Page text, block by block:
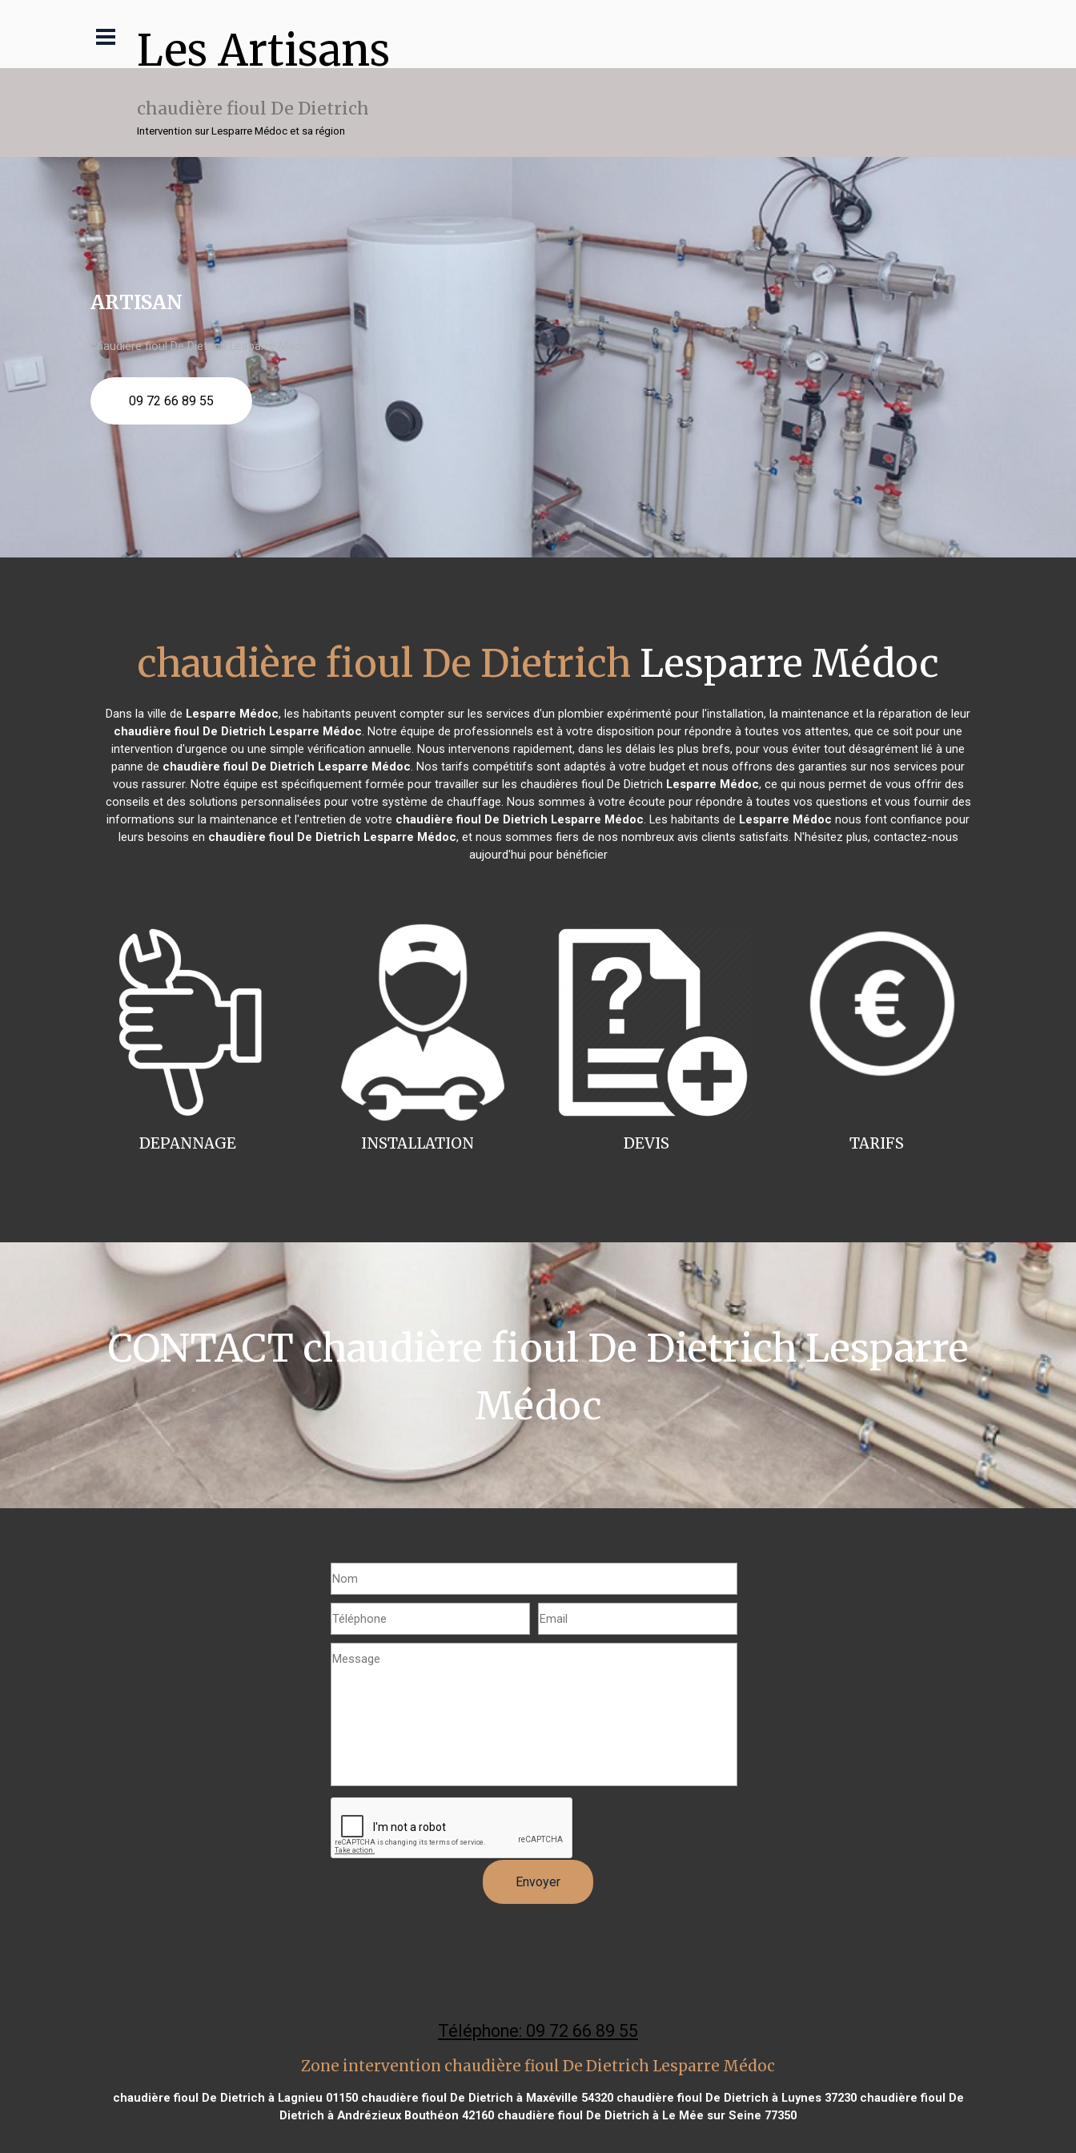
Les Artisans
chaudière fioul De Dietrich
Intervention sur Lesparre Médoc et sa région
ARTISAN
chaudière fioul De Dietrich Lesparre Médoc
09 72 66 89 55
chaudière fioul De Dietrich Lesparre Médoc
Dans la ville de Lesparre Médoc, les habitants peuvent compter sur les services d'un plombier expérimenté pour l'installation, la maintenance et la réparation de leur
chaudière fioul De Dietrich Lesparre Médoc. Notre équipe de professionnels est à votre disposition pour répondre à toutes vos attentes, que ce soit pour une
intervention d'urgence ou une simple vérification annuelle. Nous intervenons rapidement, dans les délais les plus brefs, pour vous éviter tout désagrément lié à une
panne de chaudière fioul De Dietrich Lesparre Médoc. Nos tarifs compétitifs sont adaptés à votre budget et nous offrons des garanties sur nos services pour
vous rassurer. Notre équipe est spécifiquement formée pour travailler sur les chaudières fioul De Dietrich Lesparre Médoc, ce qui nous permet de vous offrir des
conseils et des solutions personnalisées pour votre système de chauffage. Nous sommes à votre écoute pour répondre à toutes vos questions et vous fournir des
informations sur la maintenance et l'entretien de votre chaudière fioul De Dietrich Lesparre Médoc. Les habitants de Lesparre Médoc nous font confiance pour
leurs besoins en chaudière fioul De Dietrich Lesparre Médoc, et nous sommes fiers de nos nombreux avis clients satisfaits. N'hésitez plus, contactez-nous
aujourd'hui pour bénéficier
INSTALLATION
DEPANNAGE TARIFS
DEVIS
CONTACT chaudière fioul De Dietrich Lesparre
Médoc
Téléphone: 09 72 66 89 55
Zone intervention chaudière fioul De Dietrich Lesparre Médoc
chaudière fioul De Dietrich à Lagnieu 01150chaudière fioul De Dietrich à Maxéville 54320chaudière fioul De Dietrich à Luynes 37230chaudière fioul De
Dietrich à Andrézieux Bouthéon 42160 chaudière fioul De Dietrich à Le Mée sur Seine 77350